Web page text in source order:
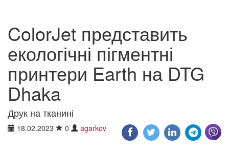
ColorJet представить
екологічні пігментні
принтери Earth на DTG
Dhaka
Друк на тканині
18.02.2023 0 agarkov